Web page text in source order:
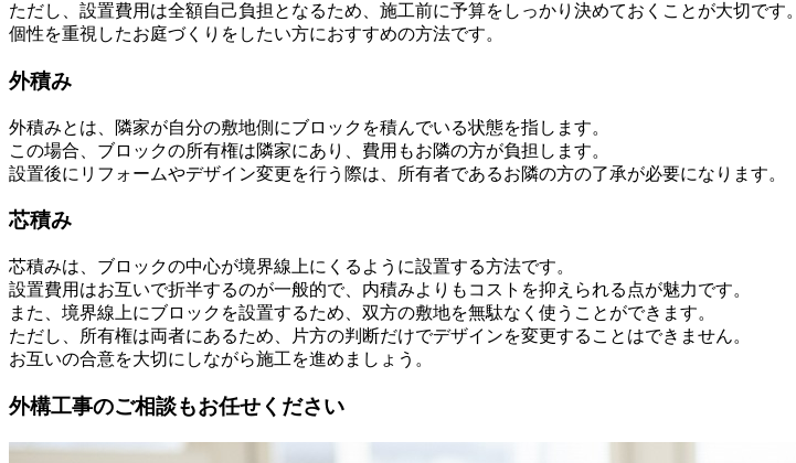
ただし、設置費用は全額自己負担となるため、施工前に予算をしっかり決めておくことが大切です。
個性を重視したお庭づくりをしたい方におすすめの方法です。
外積み
外積みとは、隣家が自分の敷地側にブロックを積んでいる状態を指します。
この場合、ブロックの所有権は隣家にあり、費用もお隣の方が負担します。
設置後にリフォームやデザイン変更を行う際は、所有者であるお隣の方の了承が必要になります。
芯積み
芯積みは、ブロックの中心が境界線上にくるように設置する方法です。
設置費用はお互いで折半するのが一般的で、内積みよりもコストを抑えられる点が魅力です。
また、境界線上にブロックを設置するため、双方の敷地を無駄なく使うことができます。
ただし、所有権は両者にあるため、片方の判断だけでデザインを変更することはできません。
お互いの合意を大切にしながら施工を進めましょう。
外構工事のご相談もお任せください